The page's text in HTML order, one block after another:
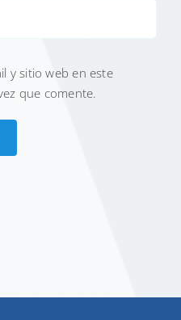
y sitio web en este
que comente.